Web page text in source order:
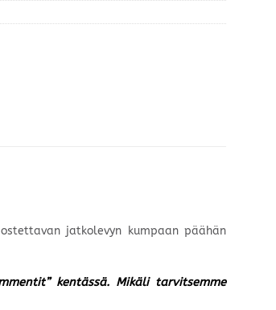
jatkolevyn kumpaan päähän
kentässä. Mikäli tarvitsemme